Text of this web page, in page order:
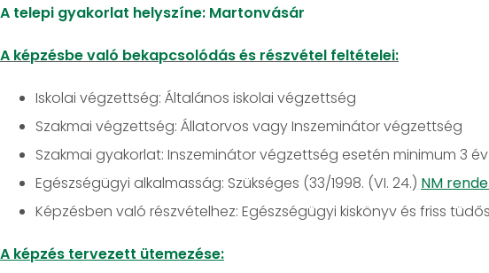
A telepi gyakorlat helyszíne: Martonvásár
A képzésbe való bekapcsolódás és részvétel feltételei:
Iskolai végzettség: Általános iskolai végzettség
Szakmai végzettség: Állatorvos vagy Inszeminátor végzettség
Szakmai gyakorlat: Inszeminátor végzettség esetén minimum 3
Egészségügyi alkalmasság: Szükséges (33/1998. (VI. 24.) NM
Képzésben való részvételhez: Egészségügyi kiskönyv és friss
A képzés tervezett ütemezése: